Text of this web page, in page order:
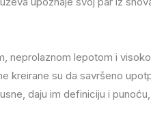
neprolaznom lepotom i
kreirane su da savršeno
daju im definiciju i